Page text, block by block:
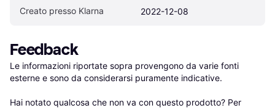
Creato presso Klarna 2022-12-08
Feedback
Le informazioni riportate sopra provengono da varie fonti
esterne e sono da considerarsi puramente indicative.
Hai notato qualcosa che non va con questo prodotto? Per